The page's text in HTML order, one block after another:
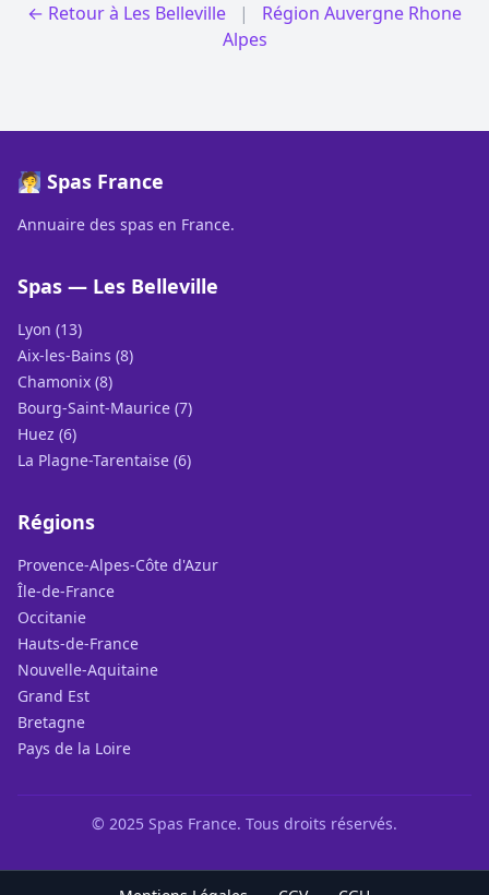
← Retour à Les Belleville |
Région Auvergne Rhone
Alpes
🧖 Spas France
Annuaire des spas en France.
Spas — Les Belleville
Lyon (13)
Aix-les-Bains (8)
Chamonix (8)
Bourg-Saint-Maurice (7)
Huez (6)
La Plagne-Tarentaise (6)
Régions
Provence-Alpes-Côte d'Azur
Île-de-France
Occitanie
Hauts-de-France
Nouvelle-Aquitaine
Grand Est
Bretagne
Pays de la Loire
© 2025 Spas France. Tous droits réservés.